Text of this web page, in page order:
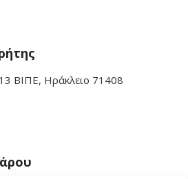
ΒΙΠΕ, Ηράκλειο 71408